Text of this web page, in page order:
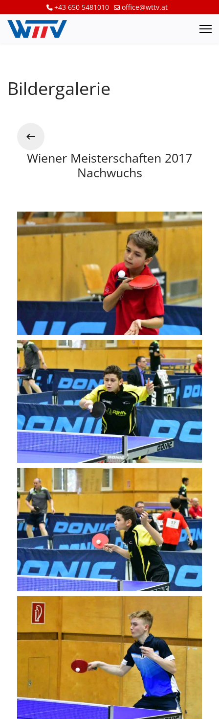
+43 650 5481010 office@wttv.at
Bildergalerie
Wiener Meisterschaften 2017
Nachwuchs